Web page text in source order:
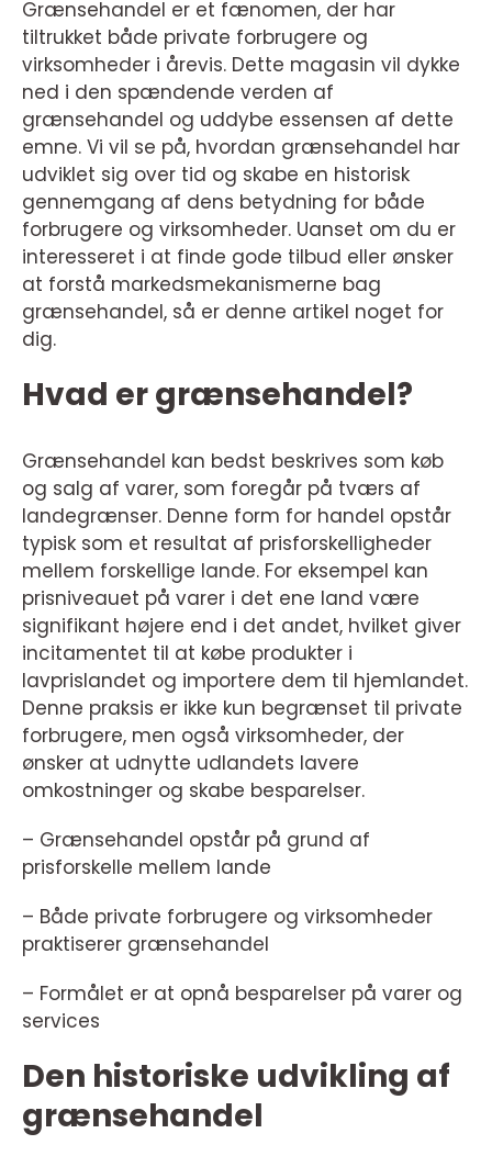
Grænsehandel er et fænomen, der har
tiltrukket både private forbrugere og
virksomheder i årevis. Dette magasin vil dykke
ned i den spændende verden af
grænsehandel og uddybe essensen af dette
emne. Vi vil se på, hvordan grænsehandel har
udviklet sig over tid og skabe en historisk
gennemgang af dens betydning for både
forbrugere og virksomheder. Uanset om du er
interesseret i at finde gode tilbud eller ønsker
at forstå markedsmekanismerne bag
grænsehandel, så er denne artikel noget for
dig.
Hvad er grænsehandel?
Grænsehandel kan bedst beskrives som køb
og salg af varer, som foregår på tværs af
landegrænser. Denne form for handel opstår
typisk som et resultat af prisforskelligheder
mellem forskellige lande. For eksempel kan
prisniveauet på varer i det ene land være
signifikant højere end i det andet, hvilket giver
incitamentet til at købe produkter i
lavprislandet og importere dem til hjemlandet.
Denne praksis er ikke kun begrænset til private
forbrugere, men også virksomheder, der
ønsker at udnytte udlandets lavere
omkostninger og skabe besparelser.
– Grænsehandel opstår på grund af
prisforskelle mellem lande
– Både private forbrugere og virksomheder
praktiserer grænsehandel
– Formålet er at opnå besparelser på varer og
services
Den historiske udvikling af
grænsehandel